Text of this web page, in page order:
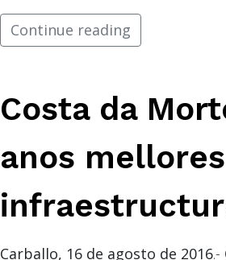
Continue reading
Costa da
anos
Carballo, 16 de agosto de 2016